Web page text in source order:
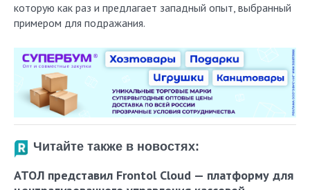
которую как раз и предлагает западный опыт, выбранный
примером для подражания.
Читайте также в новостях:
АТОЛ представил Frontol Cloud — платформу для